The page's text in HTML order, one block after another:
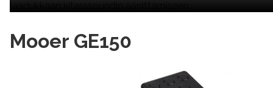
Mooer GE150